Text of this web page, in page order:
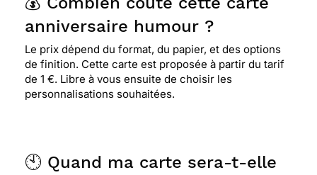
d'utilisation du site, prix acceptables fiabilité...
que du bon (pourvu que ça dure!!)
⭐⭐⭐⭐
Le 09/11/2019 : Minimaliste, mais
originale et pleine d'humour
que je n'aime pas
anniversaire humour ?
Le prix dépend du format, du papier, et des options
de finition. Cette carte est proposée à partir du tarif
de 1 €. Libre à vous ensuite de choisir les
personnalisations souhaitées.
🕙 Quand ma carte sera-t-elle